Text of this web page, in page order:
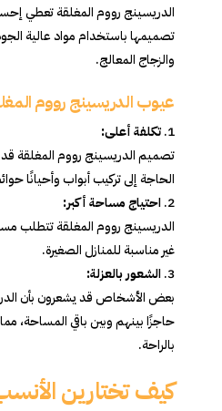
الدريسينج رووم المغلقة تعطي
تصميمها باستخدام مواد عالية
والزجاج المعالج.
عيوب الدريسينج رووم
تكلفة أعلى:
تصميم الدريسينج رووم المغلقة
الحاجة إلى تركيب أبواب وأحيانًا
احتياج مساحة أكبر:
الدريسينج رووم المغلقة تتطلب
غير مناسبة للمنازل الصغيرة.
الشعور بالعزلة:
بعض الأشخاص قد يشعرون بأن
حاجزًا بينهم وبين باقي المساحة،
بالراحة.
كيف تختارين